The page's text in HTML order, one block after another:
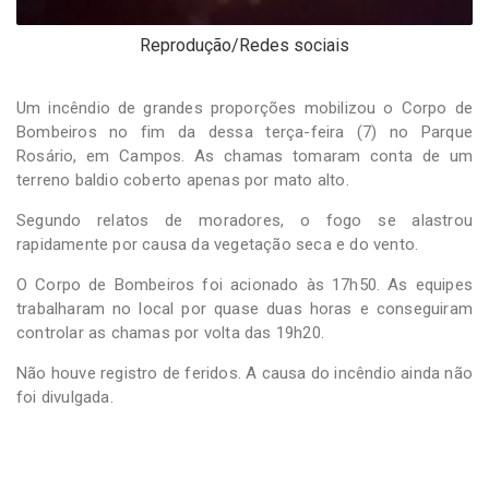
Reprodução/Redes sociais
Um incêndio de grandes proporções mobilizou o Corpo de
Bombeiros no fim da dessa terça-feira (7) no Parque
Rosário, em Campos. As chamas tomaram conta de um
terreno baldio coberto apenas por mato alto.
Segundo relatos de moradores, o fogo se alastrou
rapidamente por causa da vegetação seca e do vento.
O Corpo de Bombeiros foi acionado às 17h50. As equipes
trabalharam no local por quase duas horas e conseguiram
controlar as chamas por volta das 19h20.
Não houve registro de feridos. A causa do incêndio ainda não
foi divulgada.